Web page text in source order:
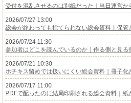
受付を混乱させるのは別紙だった｜当日運営
2026/07/27 13:00
総会が終わっても捨てられない総会資料｜保
2026/07/24 11:30
参加者はどこを読んでいるのか｜作る側と見る
2026/07/21 10:30
ホチキス留めでは扱いにくい総会資料｜冊子化
2026/07/17 11:00
PDFで配ったのに結局印刷される総会資料｜紙